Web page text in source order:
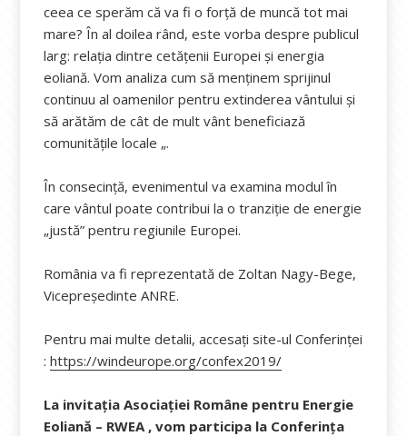
ceea ce sperăm că va fi o forță de muncă tot mai
mare? În al doilea rând, este vorba despre publicul
larg: relația dintre cetățenii Europei și energia
eoliană. Vom analiza cum să menținem sprijinul
continuu al oamenilor pentru extinderea vântului și
să arătăm de cât de mult vânt beneficiază
comunitățile locale „.
În consecință, evenimentul va examina modul în
care vântul poate contribui la o tranziție de energie
„justă” pentru regiunile Europei.
România va fi reprezentată de Zoltan Nagy-Bege,
Vicepreședinte ANRE.
Pentru mai multe detalii, accesați site-ul Conferinței
:https://windeurope.org/confex2019/
La invitația Asociației Române pentru Energie
Eoliană – RWEA , vom participa la Conferința